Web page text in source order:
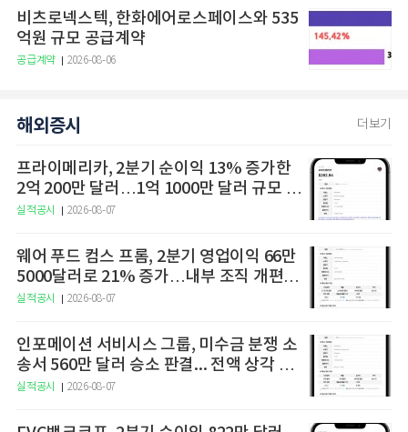
비츠로넥스텍, 한화에어로스페이스와 535
억원 규모 공급계약
공급계약 2026-08-06
해외증시 더보기
프라이메리카, 2분기 순이익 13% 증가한
2억 200만 달러…1억 1000만 달러 규모 태
양광 세액공제 투자 단행
실적공시 2026-08-07
웨어 푸드 컴스 프롬, 2분기 영업이익 66만
5000달러로 21% 증가…내부 조직 개편으
로 1개 세그먼트 통합 운영
실적공시 2026-08-07
인포메이션 서비시스 그룹, 미수금 분쟁 소
송서 560만 달러 승소 판결... 전액 상각 처
리
실적공시 2026-08-07